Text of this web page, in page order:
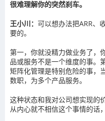
很难理解你的突然刹车。
王小川： 可以想办法把ARR、
要的。
第一，你就没精力做业务了，
品或服务不是一个维度的事。
矩阵化管理是特别危险的事，
数职，为多个产品服务。
这种状态和我对公司想实现的
从内心就不相信这个事情的话